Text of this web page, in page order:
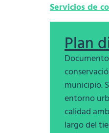
Servicios de
Plan
municipio.
entorno
calidad
largo del